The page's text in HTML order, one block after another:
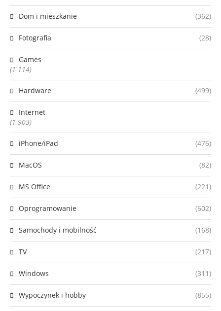
Dom i mieszkanie (362)
Fotografia (28)
Games
(1 114)
Hardware (499)
Internet
(1 903)
iPhone/iPad (476)
MacOS (82)
MS Office (221)
Oprogramowanie (602)
Samochody i mobilność (168)
TV (217)
Windows (311)
Wypoczynek i hobby (855)